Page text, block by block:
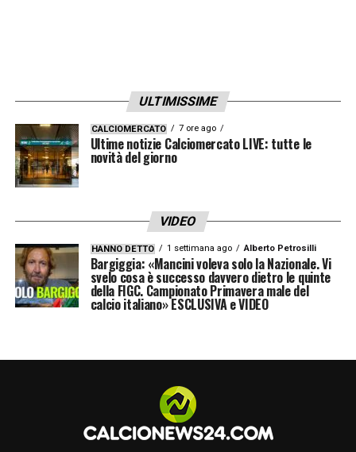
ULTIMISSIME
CALCIOMERCATO 7 ore ago
Ultime notizie Calciomercato LIVE: tutte le
novità del giorno
VIDEO
HANNO DETTO 1 settimana ago Alberto Petrosilli
Bargiggia: «Mancini voleva solo la Nazionale. Vi
svelo cosa è successo davvero dietro le quinte
della FIGC. Campionato Primavera male del
calcio italiano» ESCLUSIVA e VIDEO